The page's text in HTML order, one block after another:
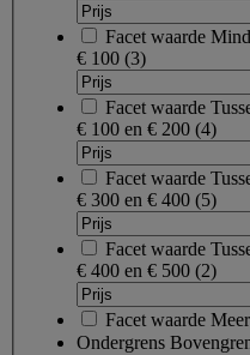
Facet waarde
€ 100 (3)
Facet waarde
€ 100 en € 200 (4)
Facet waarde
€ 300 en € 400 (5)
Facet waarde
€ 400 en € 500 (2)
Facet waarde
Ondergrens